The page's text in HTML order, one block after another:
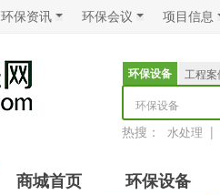
环保资讯 环保会议 项目信息
环保设备
工程案
环保设备
热搜： 水处理 |
商城首页 环保设备